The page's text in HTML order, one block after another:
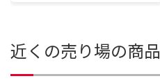
近くの売り場の商品